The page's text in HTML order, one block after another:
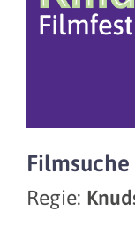
Filmsuche
Regie: